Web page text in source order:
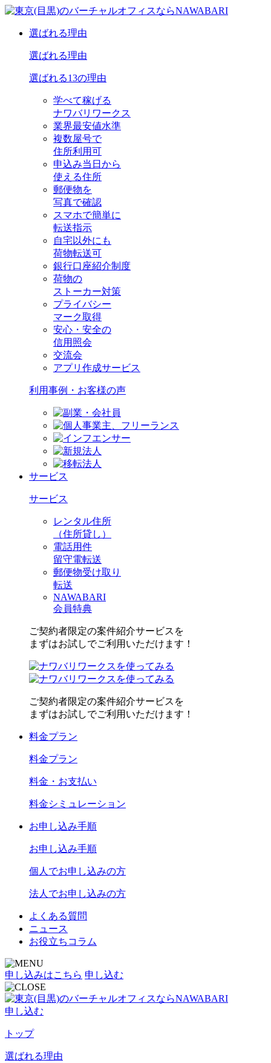
選ばれる理由
選ばれる理由
選ばれる13の理由
学べて稼げる
ナワバリワークス
業界最安値水準
複数屋号で
住所利用可
申込み当日から
使える住所
郵便物を
写真で確認
スマホで簡単に
転送指示
自宅以外にも
荷物転送可
銀行口座紹介制度
荷物の
ストーカー対策
プライバシー
マーク取得
安心・安全の
信用照会
交流会
アプリ作成サービス
利用事例・お客様の声
サービス
サービス
レンタル住所
（住所貸し）
電話用件
留守電転送
郵便物受け取り
転送
NAWABARI
会員特典
ご契約者限定の案件紹介サービスを
まずはお試しでご利用いただけます！
ご契約者限定の案件紹介サービスを
まずはお試しでご利用いただけます！
料金プラン
料金プラン
料金・お支払い
料金シミュレーション
お申し込み手順
お申し込み手順
個人でお申し込みの方
法人でお申し込みの方
よくある質問
ニュース
お役立ちコラム
申し込みはこちら 申し込む
申し込む
トップ
選ばれる理由